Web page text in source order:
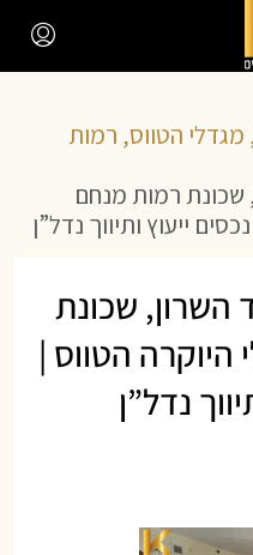
הטווס, רמות
שכונת רמות מנחם
ייעוץ ותיווך נדל”ן
השרון, שכונת
הטווס |
נדל”ן